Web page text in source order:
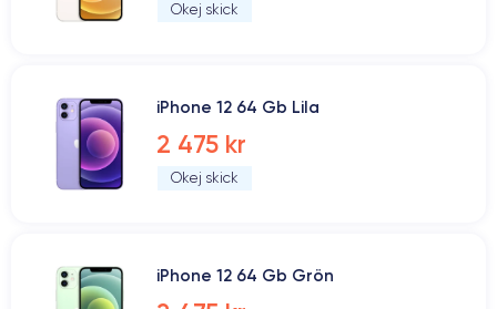
Okej skick
iPhone 12 64 Gb Lila
2 475 kr
Okej skick
iPhone 12 64 Gb Grön